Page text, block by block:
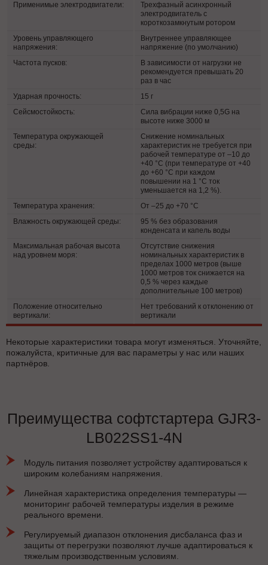
Применимые электродвигатели:
Трехфазный асинхронный
электродвигатель с
короткозамкнутым ротором
Уровень управляющего
напряжения:
Внутреннее управляющее
напряжение (по умолчанию)
Частота пусков:
В зависимости от нагрузки не
рекомендуется превышать 20
раз в час
Ударная прочность:
15 г
Сейсмостойкость:
Сила вибрации ниже 0,5G на
высоте ниже 3000 м
Температура окружающей
среды:
Снижение номинальных
характеристик не требуется при
рабочей температуре от –10 до
+40 °C (при температуре от +40
до +60 °C при каждом
повышении на 1 °C ток
уменьшается на 1,2 %).
Температура хранения:
От –25 до +70 °C
Влажность окружающей среды:
95 % без образования
конденсата и капель воды
Максимальная рабочая высота
над уровнем моря:
Отсутствие снижения
номинальных характеристик в
пределах 1000 метров (выше
1000 метров ток снижается на
0,5 % через каждые
дополнительные 100 метров)
Положение относительно
вертикали:
Нет требований к отклонению от
вертикали
Некоторые характеристики товара могут изменяться. Уточняйте,
пожалуйста, критичные для вас параметры у нас или наших
партнёров.
Преимущества софтстартера GJR3-
LB022SS1-4N
Модуль питания позволяет устройству адаптироваться к
широким колебаниям напряжения.
Линейная характеристика определения температуры —
мониторинг рабочей температуры изделия в режиме
реального времени.
Регулируемый диапазон отклонения дисбаланса фаз и
защиты от перегрузки позволяют лучше адаптироваться к
тяжелым производственным условиям.